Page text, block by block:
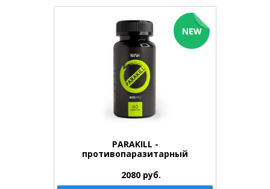
PARAKILL -
противопаразитарный
2080 руб.